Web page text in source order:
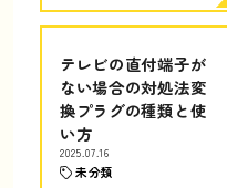
テレビの直付端子が
ない場合の対処法変
換プラグの種類と使
い方
2025.07.16
未分類